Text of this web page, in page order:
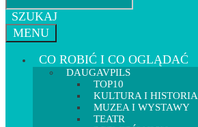
SZUKAJ
MENU
CO ROBIĆ I CO OGLĄDAĆ
DAUGAVPILS
TOP10
KULTURA I HISTORIA
MUZEA I WYSTAWY
TEATR